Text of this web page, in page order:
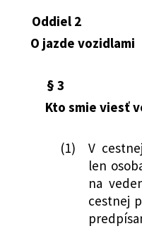
Oddiel 2
O jazde vozidlami
§ 3
Kto smie viesť
(1)
V
len
na
cestnej